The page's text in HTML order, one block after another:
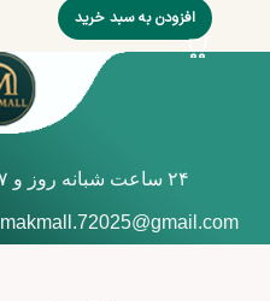
افزودن به سبد خرید
۲۴ ساعت شبانه روز و ۷ روز هفته همراه شماییم
makmall.72025@gmail.com